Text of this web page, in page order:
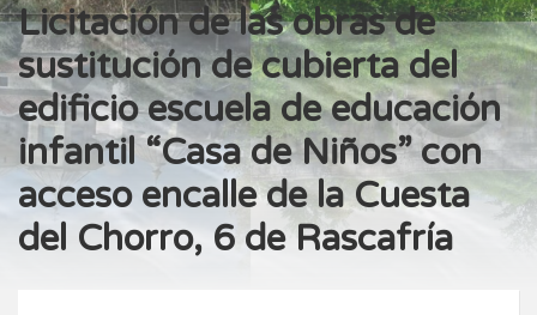
Licitación de las obras de
sustitución de cubierta del
edificio escuela de educación
infantil “Casa de Niños” con
acceso encalle de la Cuesta
del Chorro, 6 de Rascafría